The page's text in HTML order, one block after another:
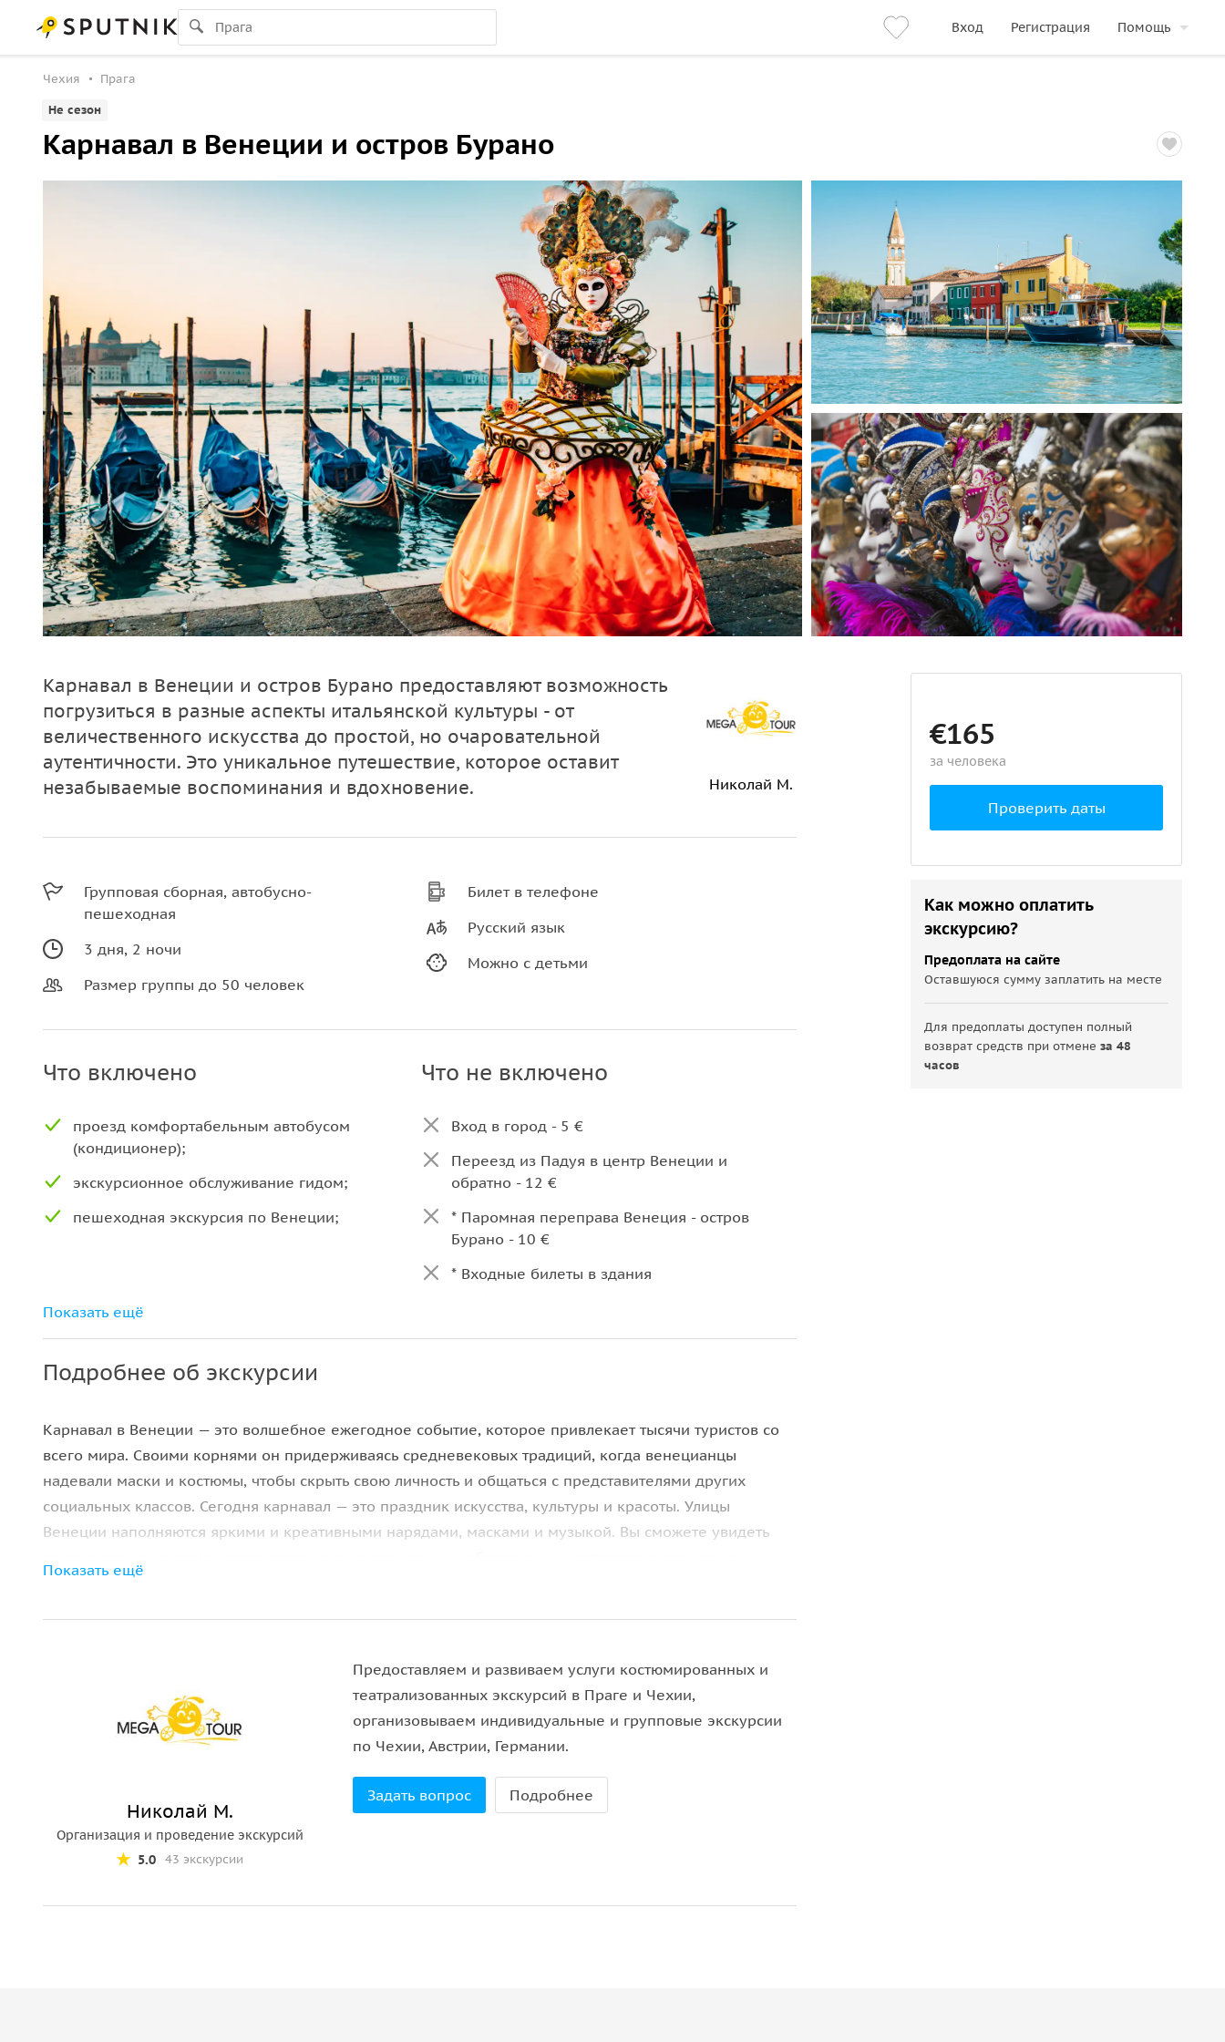
Вход Регистрация Помощь
Чехия
Прага
Не сезон
Карнавал в Венеции и остров Бурано
Карнавал в Венеции и остров Бурано предоставляют возможность
погрузиться в разные аспекты итальянской культуры - от
величественного искусства до простой, но очаровательной
аутентичности. Это уникальное путешествие, которое оставит
незабываемые воспоминания и вдохновение.
Николай М.
Групповая сборная, автобусно-
пешеходная
3 дня, 2 ночи
Размер группы до 50 человек
Билет в телефоне
Русский язык
Можно с детьми
Что включено
проезд комфортабельным автобусом
(кондиционер);
экскурсионное обслуживание гидом;
пeшeхoдная экcкурсия по Венеции;
Что не включено
Вход в город - 5 €
Переезд из Падуя в центр Венеции и
обратно - 12 €
* Паромная переправа Венеция - остров
Бурано - 10 €
* Входные билеты в здания
* Туристическая страховка
Показать ещё
Подробнее об экскурсии
Карнавал в Венеции — это волшебное ежегодное событие, которое привлекает тысячи туристов со
всего мира. Своими корнями он придерживаясь средневековых традиций, когда венецианцы
надевали маски и костюмы, чтобы скрыть свою личность и общаться с представителями других
социальных классов. Сегодня карнавал — это праздник искусства, культуры и красоты. Улицы
Венеции наполняются яркими и креативными нарядами, масками и музыкой. Вы сможете увидеть
мероприятиях, таких как конкурсы красоты и шествия по городу. Независимо от того, являетесь ли
Показать ещё
Николай М.
Организация и проведение экскурсий
5.0 43 экскурсии
Предоставляем и развиваем услуги костюмированных и
театрализованных экскурсий в Праге и Чехии,
организовываем индивидуальные и групповые экскурсии
по Чехии, Австрии, Германии.
Задать вопрос Подробнее
€165
за человека
Проверить даты
Как можно оплатить
экскурсию?
Предоплата на сайте
Оставшуюся сумму заплатить на месте
Для предоплаты доступен полный
возврат средств при отменеза 48
часов